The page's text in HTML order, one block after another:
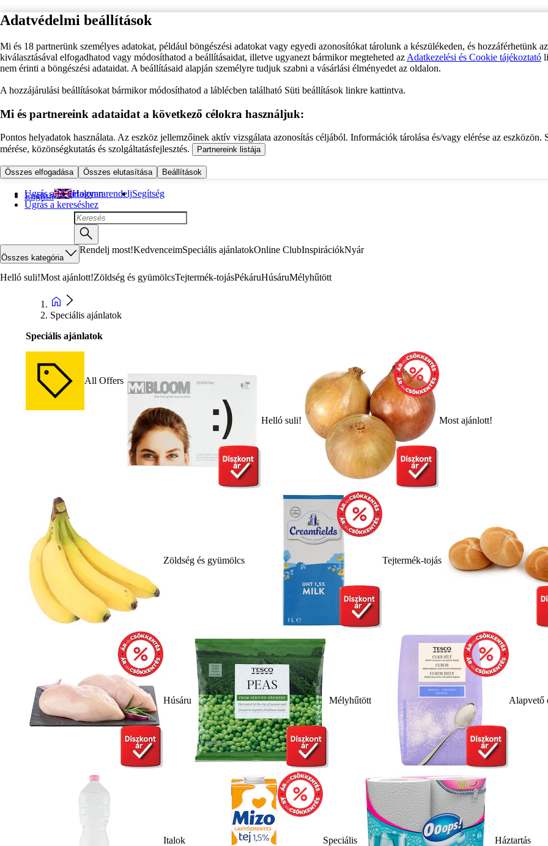
Adatvédelmi beállítások
Mi és 18 partnerünk személyes adatokat, például böngészési adatokat vagy egyedi azonosítókat tárolunk a készülékeden, és hozzáférhetünk
kiválasztásával elfogadhatod vagy módosíthatod a beállításaidat, illetve ugyanezt bármikor megteheted az Adatkezelési és Cookie tájékoztató
nem érinti a böngészési adataidat. A beállításaid alapján személyre tudjuk szabni a vásárlási élményedet az oldalon.
A hozzájárulási beállításokat bármikor módosíthatod a láblécben található Süti beállítások linkre kattintva.
Mi és partnereink adataidat a következő célokra használjuk:
Pontos helyadatok használata. Az eszköz jellemzőinek aktív vizsgálata azonosítás céljából. Információk tárolása és/vagy elérése az eszközön.
mérése, közönségkutatás és szolgáltatásfejlesztés.
Partnereink listája
Összes elfogadása Összes elutasítása Beállítások
Ugrás a fő tartalomra
Ugrás a kereséshez
English Hogyan rendeljSegítség
Összes kategória
Rendelj most!KedvenceimSpeciális ajánlatokOnline ClubInspirációkNyár
Helló suli!Most ajánlott!Zöldség és gyümölcsTejtermék-tojásPékáruHúsáruMélyhűtött
Speciális ajánlatok
Speciális ajánlatok
All Offers
Helló suli! Most ajánlott!
Zöldség és gyümölcs Tejtermék-tojás
Húsáru Mélyhűtött Alapvető
Italok Speciális Háztartás